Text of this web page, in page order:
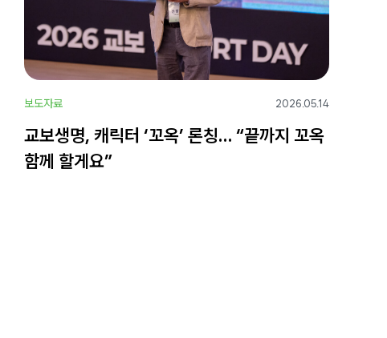
보도자료 2026.05.14
교보생명, 캐릭터 ‘꼬옥’ 론칭… “끝까지 꼬옥
함께 할게요”